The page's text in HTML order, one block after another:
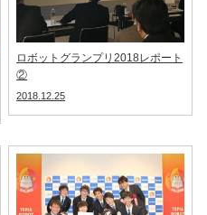
ロボットグランプリ2018レポート
②
2018.12.25